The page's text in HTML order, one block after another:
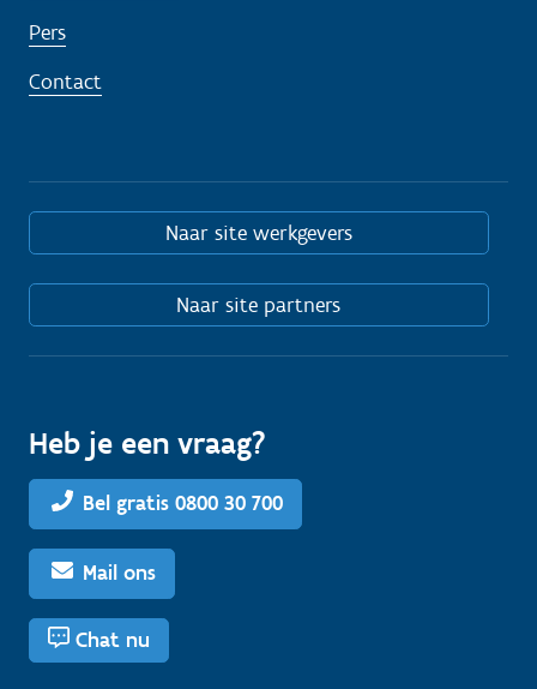
Pers
Contact
Naar site werkgevers
Naar site partners
Heb je een vraag?
Bel gratis 0800 30 700
Mail ons
Chat nu